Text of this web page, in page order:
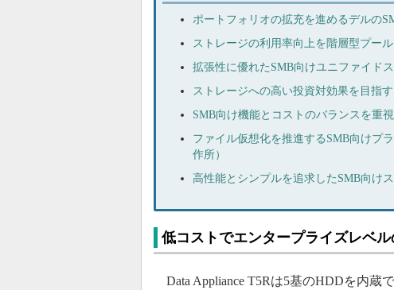
ポートフォリオの拡充を進めるデルの
ストレージの利用率向上を階層型プー
拡張性に優れたSMB向けユニファイド
ストレージへの高い投資対効果を目指
SMB向け機能とコストのバランスを重
ファイル仮想化を推進するSMB向けプ
作所）
高性能とシンプルを追求したSMB向け
低コストでエンタープライズレベル
Data Appliance T5Rは5基のHDDを内蔵